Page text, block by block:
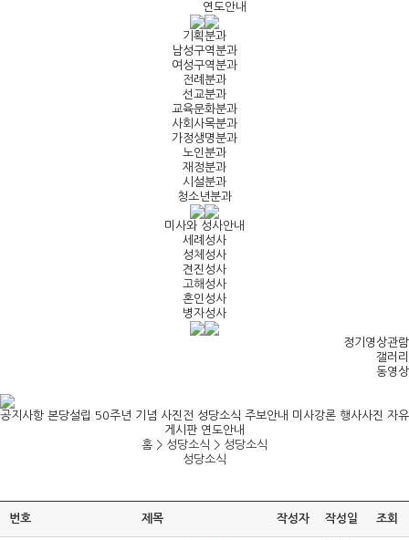
연도안내
기획분과
남성구역분과
여성구역분과
전례분과
선교분과
교육문화분과
사회사목분과
가정생명분과
노인분과
재정분과
시설분과
청소년분과
미사와 성사안내
세례성사
성체성사
견진성사
고해성사
혼인성사
병자성사
정기영상관람
갤러리
동영상
공지사항 본당설립 50주년 기념 사진전 성당소식 주보안내 미사강론 행사사진 자유
게시판 연도안내
홈 > 성당소식 > 성당소식
성당소식
번호 제목 작성자 작성일 조회